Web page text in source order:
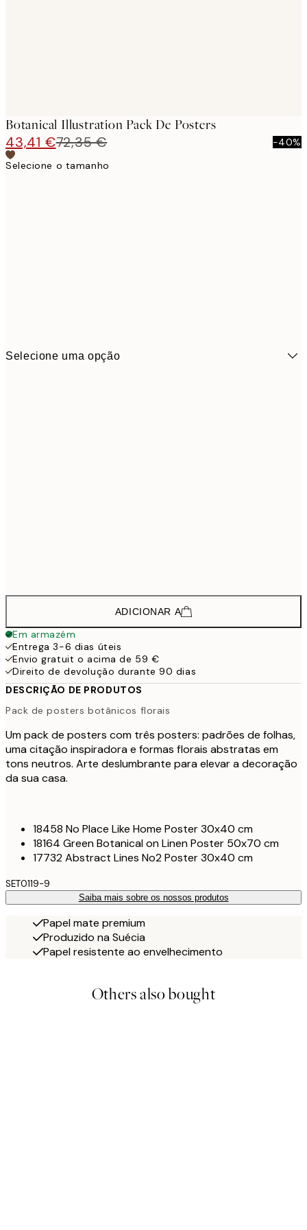
Botanical Illustration Pack De Posters
43,41 €72,35 €
-40%
Selecione o tamanho
Selecione uma opção
ADICIONAR A
Em armazém
Entrega 3-6 dias úteis
Envio gratuit o acima de 59 €
Direito de devolução durante 90 dias
DESCRIÇÃO DE PRODUTOS
Pack de posters botânicos florais
Um pack de posters com três posters: padrões de folhas,
uma citação inspiradora e formas florais abstratas em
tons neutros. Arte deslumbrante para elevar a decoração
da sua casa.
18458 No Place Like Home Poster 30x40 cm
18164 Green Botanical on Linen Poster 50x70 cm
17732 Abstract Lines No2 Poster 30x40 cm
SET0119-9
Saiba mais sobre os nossos produtos
Papel mate premium
Produzido na Suécia
Papel resistente ao envelhecimento
Others also bought